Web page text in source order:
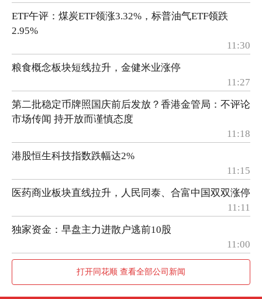
ETF午评：煤炭ETF领涨3.32%，标普油气ETF领跌
2.95%
11:30
粮食概念板块短线拉升，金健米业涨停
11:27
第二批稳定币牌照国庆前后发放？香港金管局：不评论
市场传闻 持开放而谨慎态度
11:18
港股恒生科技指数跌幅达2%
11:15
医药商业板块直线拉升，人民同泰、合富中国双双涨停
11:11
独家资金：早盘主力进散户逃前10股
11:00
打开同花顺 查看全部公司新闻